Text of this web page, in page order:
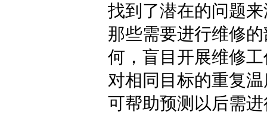
找到了潜在的问题
那些需要进行维修
何，盲目开展维修
对相同目标的重复
可帮助预测以后需